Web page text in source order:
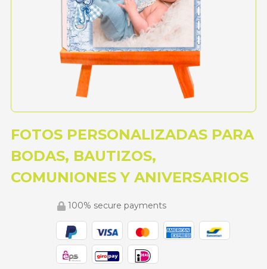
FOTOS PERSONALIZADAS PARA
BODAS, BAUTIZOS,
COMUNIONES Y ANIVERSARIOS
100% secure payments